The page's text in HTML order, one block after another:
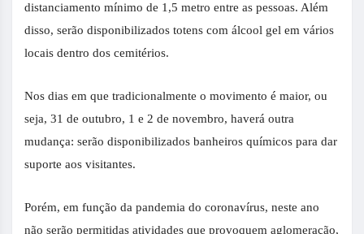
distanciamento mínimo de 1,5 metro entre as pessoas. Além
disso, serão disponibilizados totens com álcool gel em vários
locais dentro dos cemitérios.
Nos dias em que tradicionalmente o movimento é maior, ou
seja, 31 de outubro, 1 e 2 de novembro, haverá outra
mudança: serão disponibilizados banheiros químicos para dar
suporte aos visitantes.
Porém, em função da pandemia do coronavírus, neste ano
não serão permitidas atividades que provoquem aglomeração,